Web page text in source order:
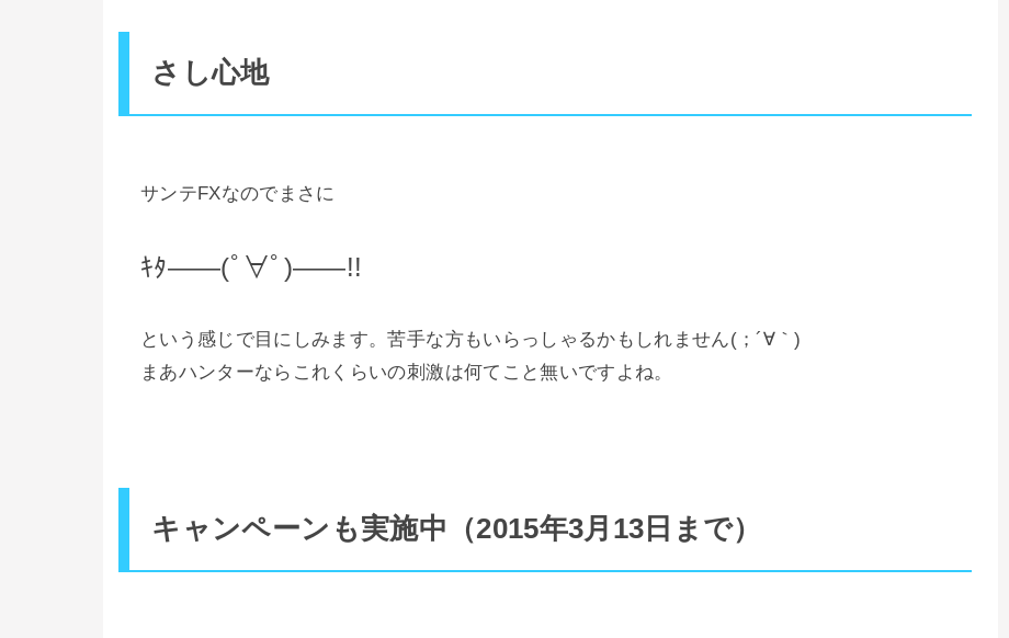
さし心地
サンテFXなのでまさに
ｷﾀ――(ﾟ∀ﾟ)――!!
という感じで目にしみます。苦手な方もいらっしゃるかもしれません(；´∀｀)
まあハンターならこれくらいの刺激は何てこと無いですよね。
キャンペーンも実施中（2015年3月13日まで）